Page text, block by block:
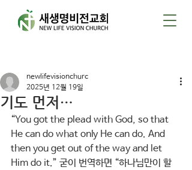
기도 먼저…
newlifevisionchurc
2025년 12월 19일
“You got the plead with God, so that
He can do what only He can do. And
then you get out of the way and let
Him do it.” 굳이 번역하면 “하나님만이 할